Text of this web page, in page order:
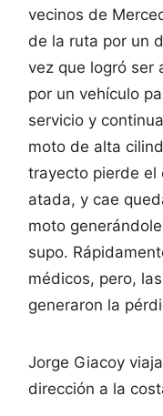
vecinos de
de la ruta por un
vez que logró ser
por un vehículo
servicio y
moto de alta
trayecto pierde el
atada, y cae
moto
supo.
médicos, pero,
generaron la
Jorge Giacoy
dirección a la